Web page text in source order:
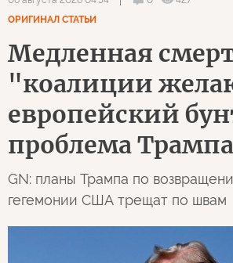
ОРИГИНАЛ СТАТЬИ
Медленная
"коалиции
европейский
проблема Трампа
GN: планы Трампа по
гегемонии США трещат по швам